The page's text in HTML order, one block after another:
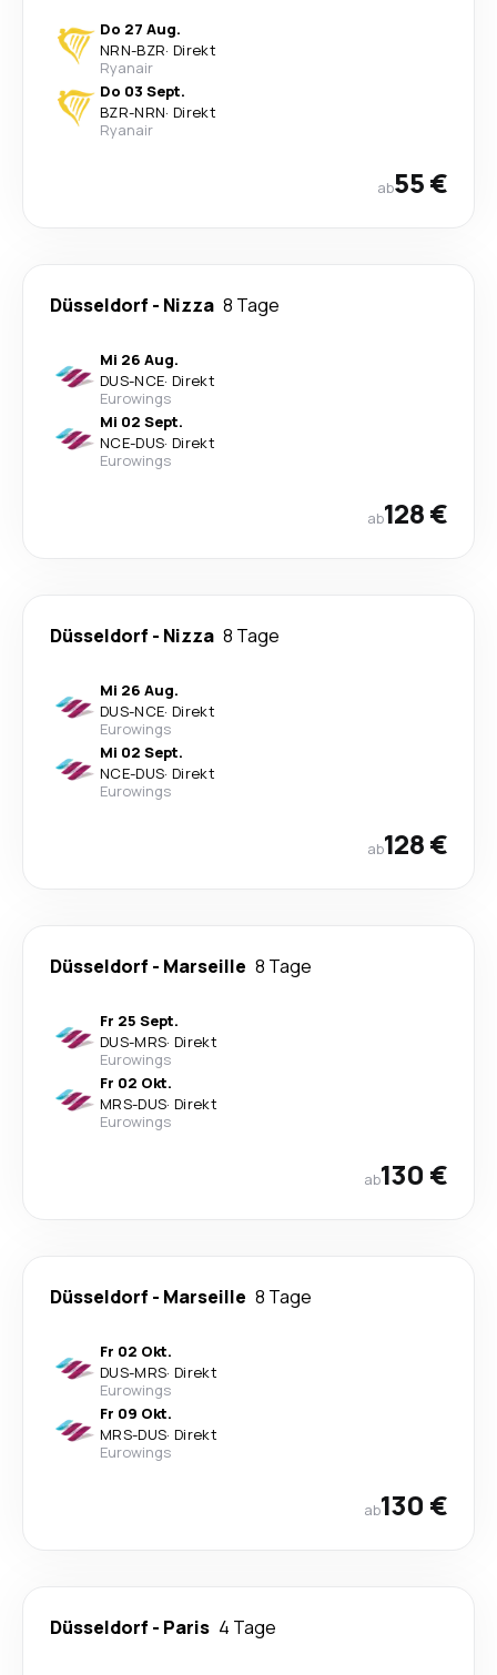
Do 27 Aug.
NRN-BZR· Direkt
Ryanair
Do 03 Sept.
BZR-NRN· Direkt
Ryanair
ab55 €
Düsseldorf - Nizza 8 Tage
Mi 26 Aug.
DUS-NCE· Direkt
Eurowings
Mi 02 Sept.
NCE-DUS· Direkt
Eurowings
ab128 €
Düsseldorf - Nizza 8 Tage
Mi 26 Aug.
DUS-NCE· Direkt
Eurowings
Mi 02 Sept.
NCE-DUS· Direkt
Eurowings
ab128 €
Düsseldorf - Marseille 8 Tage
Fr 25 Sept.
DUS-MRS· Direkt
Eurowings
Fr 02 Okt.
MRS-DUS· Direkt
Eurowings
ab130 €
Düsseldorf - Marseille 8 Tage
Fr 02 Okt.
DUS-MRS· Direkt
Eurowings
Fr 09 Okt.
MRS-DUS· Direkt
Eurowings
ab130 €
Düsseldorf - Paris 4 Tage